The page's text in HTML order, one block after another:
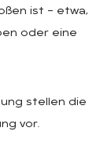
ist – etwa,
oder eine
stellen die
vor.